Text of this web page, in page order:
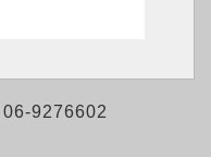
06-9276602